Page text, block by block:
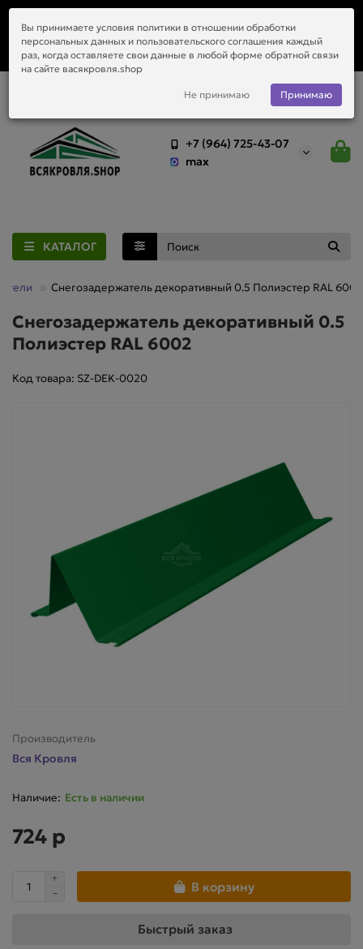
приобретённый у нас материал.
+7 (964) 725-43-07
max
КАТАЛОГ
Снегозадержатель декоративный 0.5 Полиэстер RAL 6002
Снегозадержатель декоративный 0.5
Полиэстер RAL 6002
Код товара: SZ-DEK-0020
Производитель
Вся Кровля
Есть в наличии
724 р
В корзину
Быстрый заказ
Вы принимаете условия политики в отношении обработки
персональных данных и пользовательского соглашения каждый
раз, когда оставляете свои данные в любой форме обратной связи
на сайте васякровля.shop
Не принимаю Принимаю